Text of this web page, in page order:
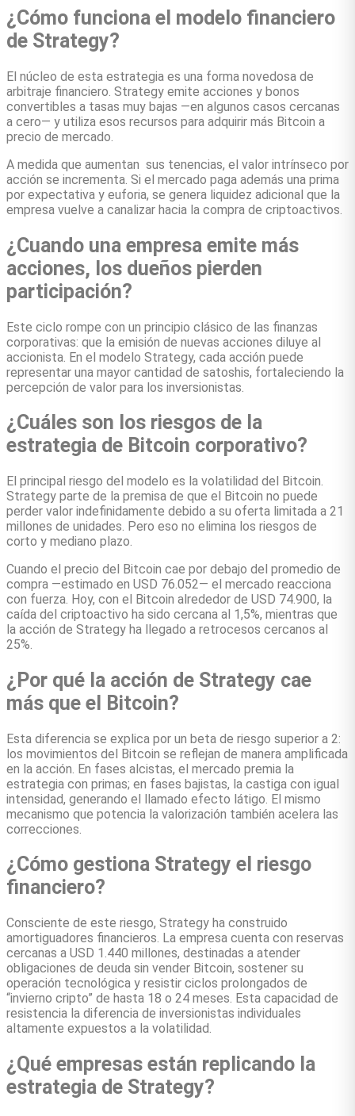
¿Cómo funciona el modelo financiero
de Strategy?
El núcleo de esta estrategia es una forma novedosa de
arbitraje financiero. Strategy emite acciones y bonos
convertibles a tasas muy bajas —en algunos casos cercanas
a cero— y utiliza esos recursos para adquirir más Bitcoin a
precio de mercado.
A medida que aumentan sus tenencias, el valor intrínseco por
acción se incrementa. Si el mercado paga además una prima
por expectativa y euforia, se genera liquidez adicional que la
empresa vuelve a canalizar hacia la compra de criptoactivos.
¿Cuando una empresa emite más
acciones, los dueños pierden
participación?
Este ciclo rompe con un principio clásico de las finanzas
corporativas: que la emisión de nuevas acciones diluye al
accionista. En el modelo Strategy, cada acción puede
representar una mayor cantidad de satoshis, fortaleciendo la
percepción de valor para los inversionistas.
¿Cuáles son los riesgos de la
estrategia de Bitcoin corporativo?
El principal riesgo del modelo es la volatilidad del Bitcoin.
Strategy parte de la premisa de que el Bitcoin no puede
perder valor indefinidamente debido a su oferta limitada a 21
millones de unidades. Pero eso no elimina los riesgos de
corto y mediano plazo.
Cuando el precio del Bitcoin cae por debajo del promedio de
compra —estimado en USD 76.052— el mercado reacciona
con fuerza. Hoy, con el Bitcoin alrededor de USD 74.900, la
caída del criptoactivo ha sido cercana al 1,5%, mientras que
la acción de Strategy ha llegado a retrocesos cercanos al
25%.
¿Por qué la acción de Strategy cae
más que el Bitcoin?
Esta diferencia se explica por un beta de riesgo superior a 2:
los movimientos del Bitcoin se reflejan de manera amplificada
en la acción. En fases alcistas, el mercado premia la
estrategia con primas; en fases bajistas, la castiga con igual
intensidad, generando el llamado efecto látigo. El mismo
mecanismo que potencia la valorización también acelera las
correcciones.
¿Cómo gestiona Strategy el riesgo
financiero?
Consciente de este riesgo, Strategy ha construido
amortiguadores financieros. La empresa cuenta con reservas
cercanas a USD 1.440 millones, destinadas a atender
obligaciones de deuda sin vender Bitcoin, sostener su
operación tecnológica y resistir ciclos prolongados de
“invierno cripto” de hasta 18 o 24 meses. Esta capacidad de
resistencia la diferencia de inversionistas individuales
altamente expuestos a la volatilidad.
¿Qué empresas están replicando la
estrategia de Strategy?